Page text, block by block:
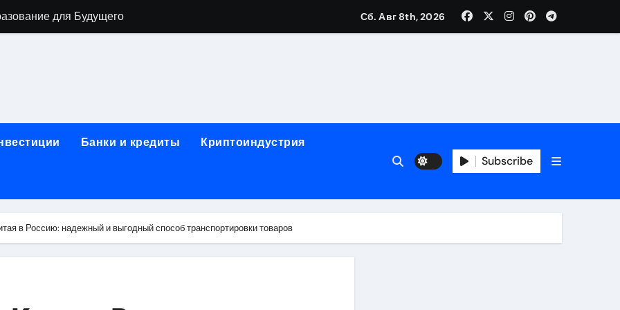
для Будущего
в Москву и обратно по привлекательным ценам
Всё, что нужно знать
в компании ИНКОМ-Недвижимость
Продаж?
Сб. Авг 8th, 2026
Банки и кредиты Криптоиндустрия
Subscribe
в Россию: надежный и выгодный способ транспортировки товаров